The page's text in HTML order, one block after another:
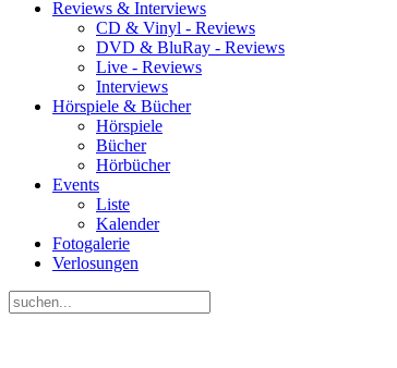
Reviews & Interviews
CD & Vinyl - Reviews
DVD & BluRay - Reviews
Live - Reviews
Interviews
Hörspiele & Bücher
Hörspiele
Bücher
Hörbücher
Events
Liste
Kalender
Fotogalerie
Verlosungen